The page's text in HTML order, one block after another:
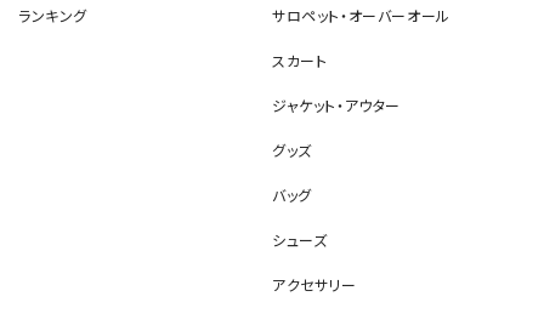
ランキング サロペット・オーバーオール
スカート
ジャケット・アウター
グッズ
バッグ
シューズ
アクセサリー